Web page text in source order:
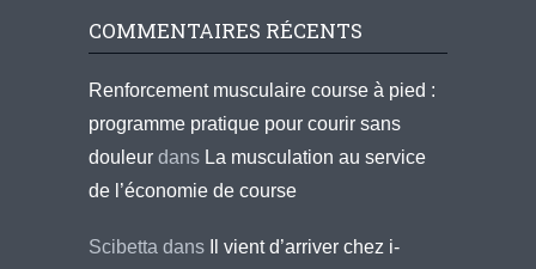
COMMENTAIRES RÉCENTS
Renforcement musculaire course à pied :
programme pratique pour courir sans
douleur dans La musculation au service
de l’économie de course
Scibetta dans
Il vient d’arriver chez i-